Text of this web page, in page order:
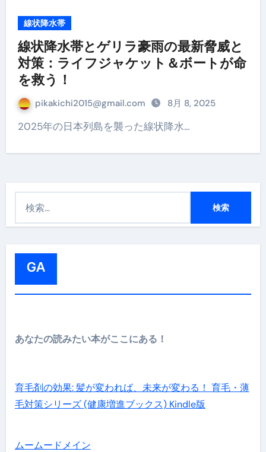
線状降水帯
線状降水帯とゲリラ豪雨の最新脅威と
対策：ライフジャケット＆ボートが命
を救う！
pikakichi2015@gmail.com 8月 8, 2025
2025年の日本列島を襲った線状降水…
GA
あなたの読みたい本がここにある！
育毛剤の効果: 髪が変われば、未来が変わる！ 育毛・薄
毛対策シリーズ (健康増進ブックス) Kindle版
ムームードメイン